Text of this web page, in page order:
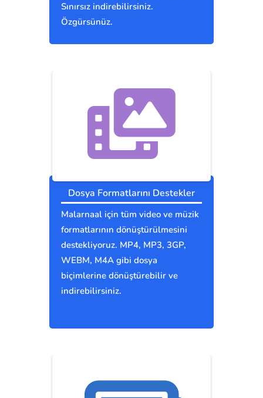
Sınırsız indirebilirsiniz.
Özgürsünüz.
Dosya Formatlarını Destekler
Malarnaal için tüm video ve müzik
formatlarının dönüştürülmesini
destekliyoruz. MP4, MP3, 3GP,
WEBM, M4A gibi dosya
biçimlerine dönüştürebilir ve
indirebilirsiniz.